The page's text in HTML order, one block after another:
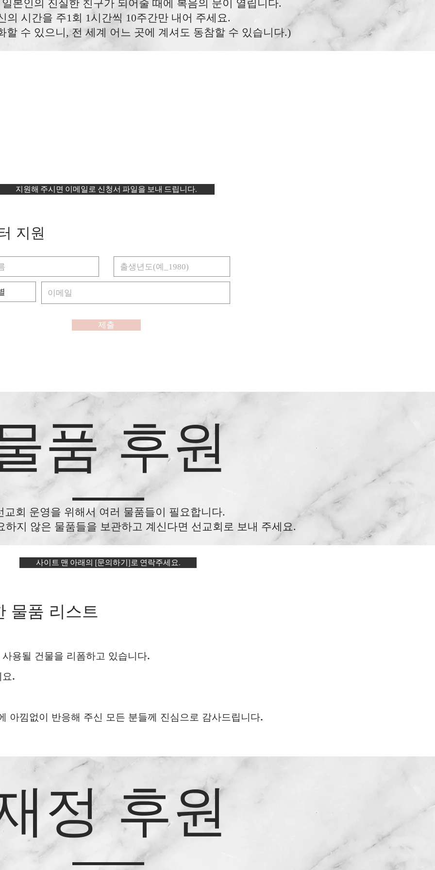
본인의 진실한 친구가 되어줄 때에 복음의 문이 열립니다.
의 시간을 주1회 1시간씩 10주간만 내어 주세요.
할 수 있으니, 전 세계 어느 곳에 계셔도 동참할 수 있습니다.)
지원해 주시면 이메일로 신청서 파일을 보내 드립니다.
지원
제출
품 후원
회 운영을 위해서 여러 물품들이 필요합니다.
하지 않은 물품들을 보관하고 계신다면 선교회로 보내 주세요.
사이트 맨 아래의 [문의하기]로 연락주세요.
물품 리스트
용될 건물을 리폼하고 있습니다.
.
아낌없이 반응해 주신 모든 분들께 진심으로 감사드립니다.
정 후원